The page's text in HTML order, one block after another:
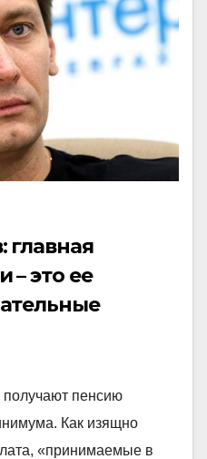
главная
– это ее
пенсию
Как изящно
«принимаемые в